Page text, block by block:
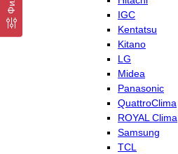
IGC
Kentatsu
Kitano
LG
Midea
Panasonic
QuattroClima
ROYAL Clima
Samsung
TCL